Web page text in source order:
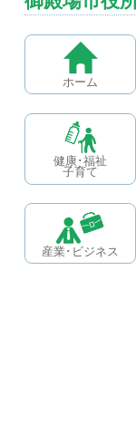
ホーム
健康･福祉
子育て
産業･ビジネス